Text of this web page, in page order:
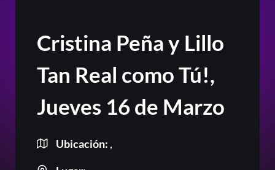
Cristina Peña y Lillo
Tan Real como Tú!,
Jueves 16 de Marzo
Ubicación: ,